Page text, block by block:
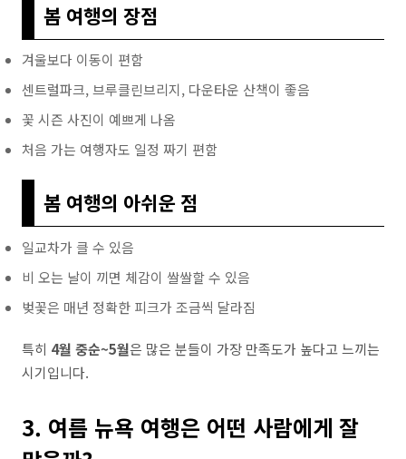
봄 여행의 장점
겨울보다 이동이 편함
센트럴파크, 브루클린브리지, 다운타운 산책이 좋음
꽃 시즌 사진이 예쁘게 나옴
처음 가는 여행자도 일정 짜기 편함
봄 여행의 아쉬운 점
일교차가 클 수 있음
비 오는 날이 끼면 체감이 쌀쌀할 수 있음
벚꽃은 매년 정확한 피크가 조금씩 달라짐
특히 4월 중순~5월은 많은 분들이 가장 만족도가 높다고 느끼는
시기입니다.
3. 여름 뉴욕 여행은 어떤 사람에게 잘